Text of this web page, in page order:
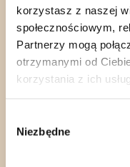
korzystasz z naszej
społecznościowym,
Partnerzy mogą
otrzymanymi od
korzystania z ich usług.
zgody
Niezbędne